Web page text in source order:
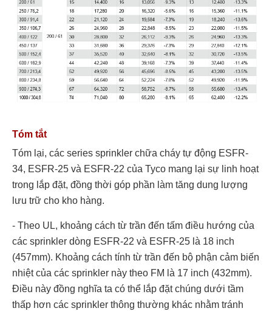
Tóm tắt
Tóm lại, các series sprinkler chữa cháy tự động ESFR-
34, ESFR-25 và ESFR-22 của Tyco mang lại sự linh hoạt
trong lắp đặt, đồng thời góp phần làm tăng dung lượng
lưu trữ cho kho hàng.
- Theo UL, khoảng cách từ trần đến tấm điều hướng của
các sprinkler dòng ESFR-22 và ESFR-25 là 18 inch
(457mm). Khoảng cách tính từ trần đến bộ phận cảm biến
nhiệt của các sprinkler này theo FM là 17 inch (432mm).
Điều này đồng nghĩa ta có thể lắp đặt chúng dưới tầm
thấp hơn các sprinkler thông thường khác nhằm tránh